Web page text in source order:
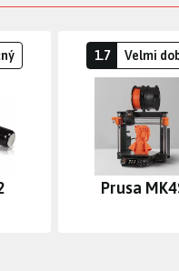
1.7 Velmi
Prusa